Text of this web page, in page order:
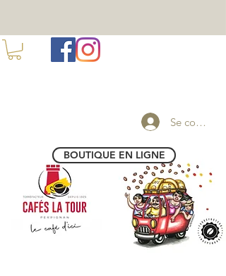
Se connecter
BOUTIQUE EN LIGNE